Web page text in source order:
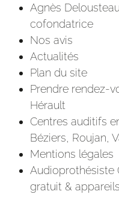
Agnès
cofondatrice
Nos avis
Actualités
Plan du site
Prendre rendez-
Hérault
Centres auditifs
Béziers, Roujan,
Mentions légales
Audioprothésiste
gratuit &